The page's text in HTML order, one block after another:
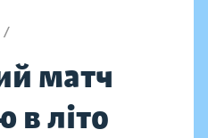
/
матч
в літо